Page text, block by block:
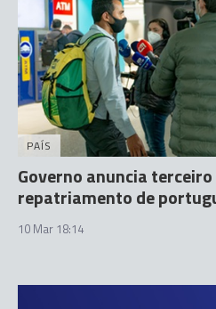
PAÍS
Governo anuncia
repatriamento de
10 Mar 18:14